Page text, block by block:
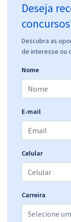
Deseja
Descubra as
de interesse ou
Nome
E-mail
Celular
Carreira